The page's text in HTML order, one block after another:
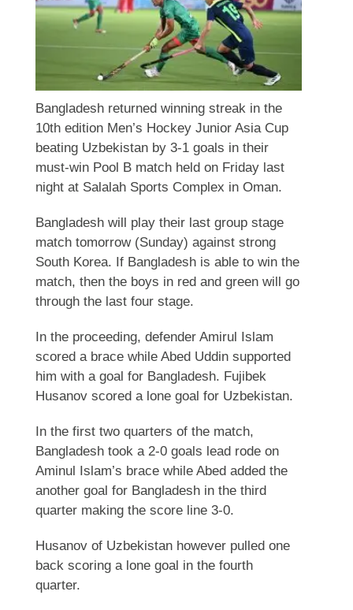
Bangladesh returned winning streak in the
10th edition Men’s Hockey Junior Asia Cup
beating Uzbekistan by 3-1 goals in their
must-win Pool B match held on Friday last
night at Salalah Sports Complex in Oman.
Bangladesh will play their last group stage
match tomorrow (Sunday) against strong
South Korea. If Bangladesh is able to win the
match, then the boys in red and green will go
through the last four stage.
In the proceeding, defender Amirul Islam
scored a brace while Abed Uddin supported
him with a goal for Bangladesh. Fujibek
Husanov scored a lone goal for Uzbekistan.
In the first two quarters of the match,
Bangladesh took a 2-0 goals lead rode on
Aminul Islam’s brace while Abed added the
another goal for Bangladesh in the third
quarter making the score line 3-0.
Husanov of Uzbekistan however pulled one
back scoring a lone goal in the fourth
quarter.